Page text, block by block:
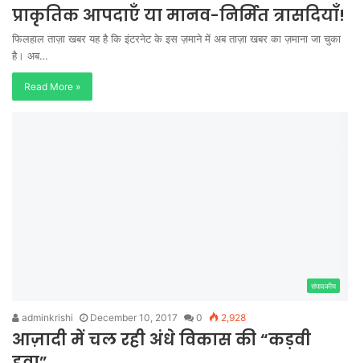
प्राकृतिक आपदाएँ या मानव-निर्मित त्रासदियाँ!
फिलहाल ताज़ा खबर यह है कि इंटरनेट के इस ज़माने में अब ताज़ा खबर का ज़माना जा चुका
है। अब…
Read More »
संपादकीय
adminkrishi December 10, 2017 0 2,928
आज़ादी में चल रही अंधे विकास की “कड़वी